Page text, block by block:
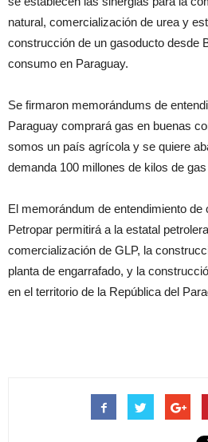
natural, comercialización de urea y
construcción de un gasoducto desde
consumo en Paraguay.
Se firmaron memorándums de
Paraguay comprará gas en buenas
somos un país agrícola y se quiere
demanda 100 millones de kilos de
El memorándum de entendimiento
Petropar permitirá a la estatal
comercialización de GLP, la
planta de engarrafado, y la
en el territorio de la República del